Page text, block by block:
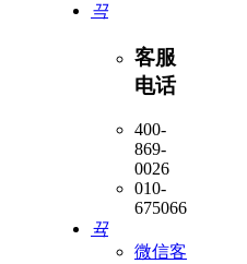
끅
客服
电话
400-
869-
0026
010-
67506619
뀩
微信客